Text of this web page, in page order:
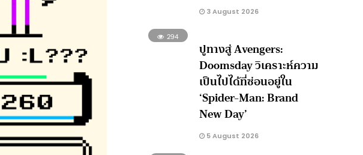
3 August 2026
294
ปูทางสู่ Avengers:
Doomsday วิเคราะห์ความ
เป็นไปได้ที่ซ่อนอยู่ใน
‘Spider-Man: Brand
New Day’
5 August 2026